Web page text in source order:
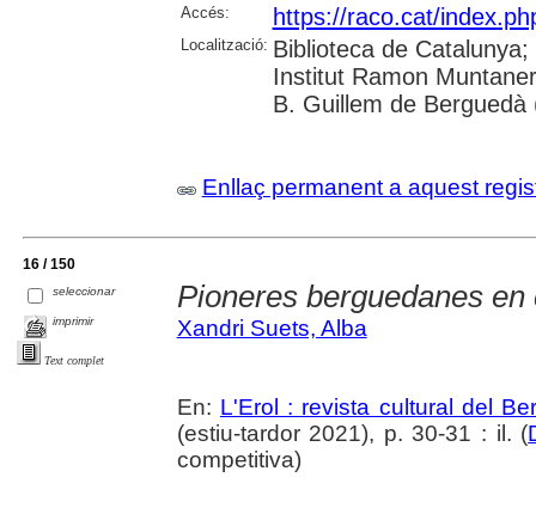
Accés: https://raco.cat/
Localització: Biblioteca de
Institut Ramon
B. Guillem de Berguedà
Enllaç permanent a aquest
16 / 150
seleccionar
imprimir
Text complet
Pioneres berguedanes en
Xandri Suets, Alba
En: L'Erol : revista cultural del
(estiu-tardor 2021), p. 30-31 : il. (
competitiva)